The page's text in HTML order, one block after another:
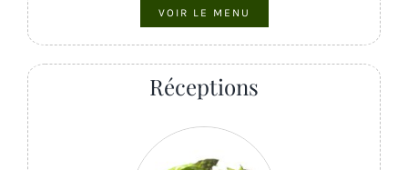
VOIR LE MENU
Réceptions